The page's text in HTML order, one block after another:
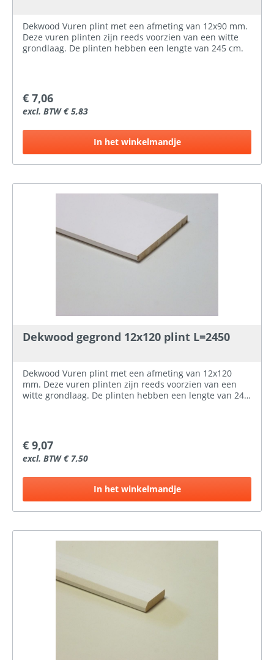
Dekwood Vuren plint met een afmeting van 12x90 mm.
Deze vuren plinten zijn reeds voorzien van een witte
grondlaag. De plinten hebben een lengte van 245 cm.
€ 7,06
excl. BTW € 5,83
In het winkelmandje
Dekwood gegrond 12x120 plint L=2450
Dekwood Vuren plint met een afmeting van 12x120
mm. Deze vuren plinten zijn reeds voorzien van een
witte grondlaag. De plinten hebben een lengte van 245
€ 9,07
excl. BTW € 7,50
In het winkelmandje